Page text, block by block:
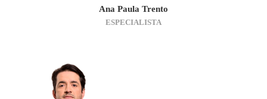
Ana Paula Trento
ESPECIALISTA